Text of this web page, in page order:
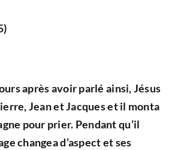
après avoir parlé ainsi, Jésus
Jean et Jacques et il monta
pour prier. Pendant qu’il
changea d’aspect et ses